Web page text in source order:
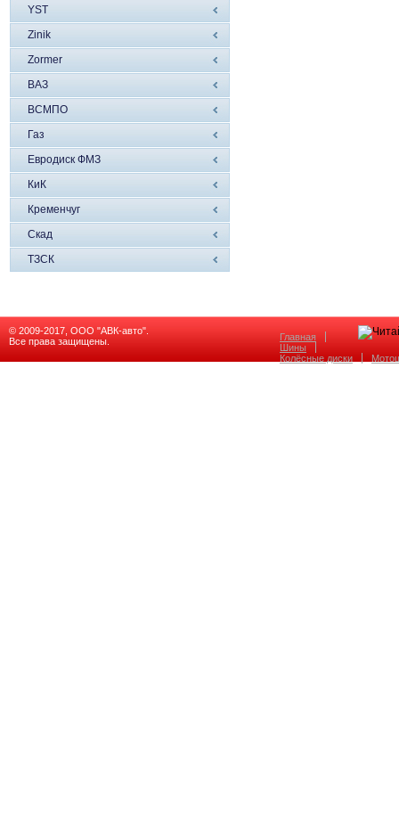
YST
Zinik
Zormer
ВАЗ
ВСМПО
Газ
Евродиск ФМЗ
КиК
Кременчуг
Скад
ТЗСК
© 2009-2017, ООО "АВК-авто".
Все права защищены.
Главная
Шины
Колёсные диски